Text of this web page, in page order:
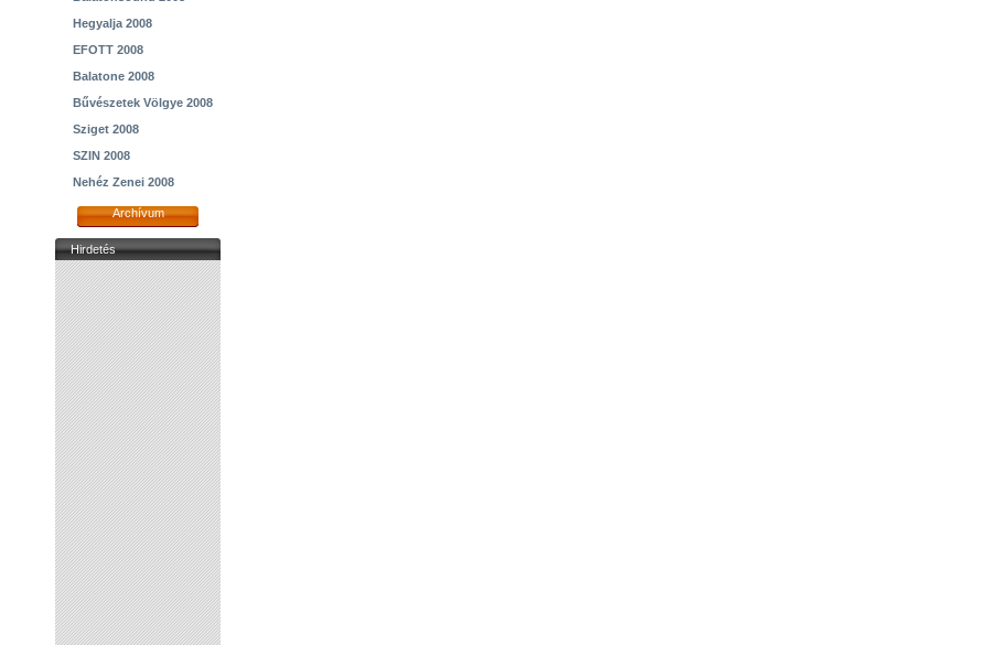
Hegyalja 2008
EFOTT 2008
Balatone 2008
Bűvészetek Völgye 2008
Sziget 2008
SZIN 2008
Nehéz Zenei 2008
Archívum
Hirdetés